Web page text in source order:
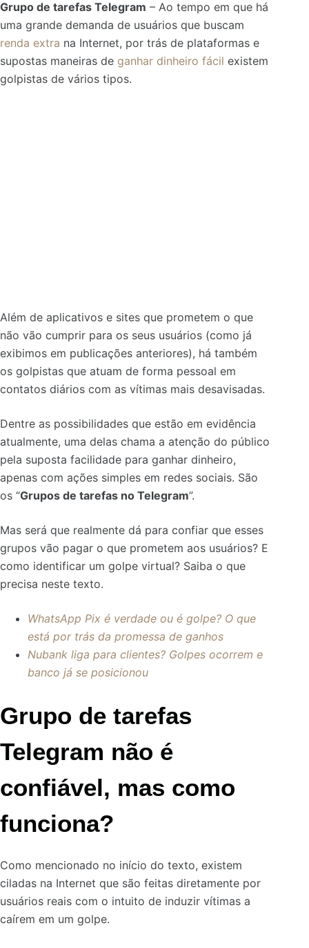
Grupo de tarefas Telegram – Ao tempo em que há
uma grande demanda de usuários que buscam
renda extra na Internet, por trás de plataformas e
supostas maneiras de ganhar dinheiro fácil existem
golpistas de vários tipos.
Além de aplicativos e sites que prometem o que
não vão cumprir para os seus usuários (como já
exibimos em publicações anteriores), há também
os golpistas que atuam de forma pessoal em
contatos diários com as vítimas mais desavisadas.
Dentre as possibilidades que estão em evidência
atualmente, uma delas chama a atenção do público
pela suposta facilidade para ganhar dinheiro,
apenas com ações simples em redes sociais. São
os “Grupos de tarefas no Telegram”.
Mas será que realmente dá para confiar que esses
grupos vão pagar o que prometem aos usuários? E
como identificar um golpe virtual? Saiba o que
precisa neste texto.
WhatsApp Pix é verdade ou é golpe? O que
está por trás da promessa de ganhos
Nubank liga para clientes? Golpes ocorrem e
banco já se posicionou
Grupo de tarefas
Telegram não é
confiável, mas como
funciona?
Como mencionado no início do texto, existem
ciladas na Internet que são feitas diretamente por
usuários reais com o intuito de induzir vítimas a
caírem em um golpe.